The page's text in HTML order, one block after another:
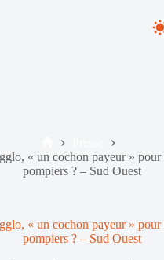
Accueil
« un cochon payeur » pour
pompiers ? – Sud Ouest
« un cochon payeur » pour
pompiers ? – Sud Ouest